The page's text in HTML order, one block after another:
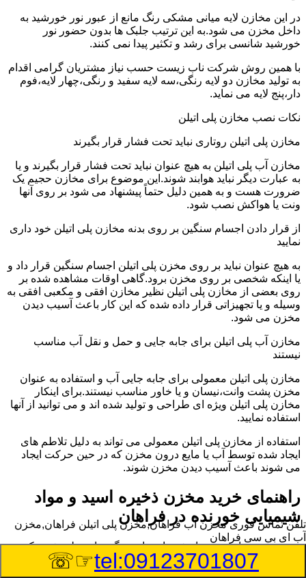
در این مخازن لایه میانی مشکی رنگ مانع از عبور نور خورشید به
داخل مخزن می شود.به این ترتیب جلبک ها بدون حضور نور
خورشید شانسی برای رشد و تکثیر پیدا نمی کنند.
با همین روش شرکت ناب زیست حسب نیاز مشتریان گرامی اقدام
به تولید مخازن دو لایه رنگی،سه لایه سفید و رنگی،چهار لایه،فوم
دار،پنج لایه می نماید.
نکات نصب مخازن پلی اتیلن
مخازن پلی اتیلن روتاری نباید تحت فشار قرار بگیرند
مخازن آب پلی اتیلن به هیچ عنوان نباید تحت فشار قرار بگیرند و یا
به عبارت دیگر نباید هوابند شوند.این موضوع برای مخازن حجیم یک
ضرورت هست و به همین دلیل حتماً پیشنهاد می شود بر روی آنها
ونت یا هواکش نصب شود.
از قرار دادن اجسام سنگین بر روی بدنه مخازن پلی اتیلن خود داری
نمایید
به هیچ عنوان نباید بر روی مخزن پلی اتیلن اجسام سنگین قرار داد و
یا اینکه شخصی بر روی مخزن برود.گاهی اوقات مشاهده شده بر
روی بعضی از مخازن پلی اتیلن نظیر مخازن افقی و مکعبی افقی به
وسیله و یا تجهیزاتی قرار داده شده که این کار باعث آسیب دیدن
مخزن می شود.
مخازن آب پلی اتیلن برای جابه جایی و حمل و نقل آب مناسب
نیستند
مخازن پلی اتیلن معمولی برای جابه جایی آب و استفاده به عنوان
مخزن پشت وانت،نیسان و یا خاور مناسب نیستند.برای اینکار
مخازن پلی اتیلن ویژه ای طراحی و تولید شده اند و می توانید از آنها
استفاده نمایید.
استفاده از مخازن پلی اتیلن معمولی می تواند به دلیل تلاطم های
ایجاد شده توسط آب یا مایع درون مخزن که در حین حرکت ایجاد
می شوند باعث آسیب دیدن مخزن شوند.
راهنمای خرید مخزن ذخیره اسید و مواد
شیمیایی خورنده در فراهان
مخزن ذخیره اسید و مواد شیمیایی باید به گونه ای تولید شوند که
بتوانند در برابر چگالی نسبتا بالا و خورندگی انواع اسیدها مقاومت
کافی داشته باشند.به همین دلیل نمی توان در هر مخزنی اسید و مواد
تلفن تماس فوریمخزن آب فراهان,مخزن پلی اتیلن فراهان,مخزن
آب ای بی سی فراهان
tel:09123701807
☞☏